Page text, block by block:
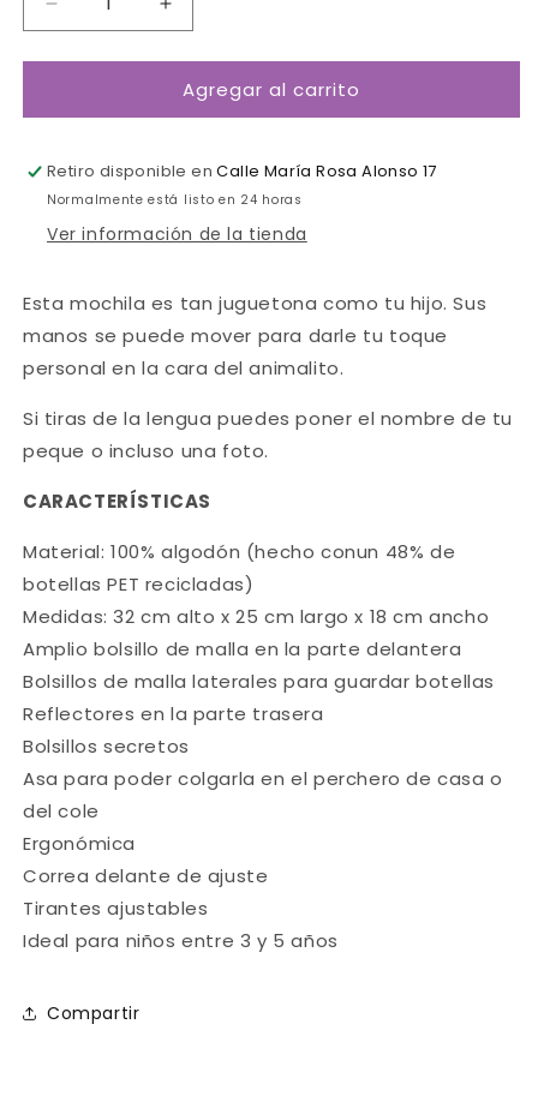
Reducir
cantidad
para
grande
Rana
Neón
Aumentar
cantidad
para
Mochila
grande
Rana
Neón
Agregar al carrito
Retiro disponible enCalle María Rosa Alonso 17
Normalmente está listo en 24 horas
Ver información de la tienda
Esta mochila es tan juguetona como tu hijo. Sus
manos se puede mover para darle tu toque
personal en la cara del animalito.
Si tiras de la lengua puedes poner el nombre de tu
peque o incluso una foto.
CARACTERÍSTICAS
Material: 100% algodón (hecho conun 48% de
botellas PET recicladas)
Medidas: 32 cm alto x 25 cm largo x 18 cm ancho
Amplio bolsillo de malla en la parte delantera
Bolsillos de malla laterales para guardar botellas
Reflectores en la parte trasera
Bolsillos secretos
Asa para poder colgarla en el perchero de casa o
del cole
Ergonómica
Correa delante de ajuste
Tirantes ajustables
Ideal para niños entre 3 y 5 años
Compartir